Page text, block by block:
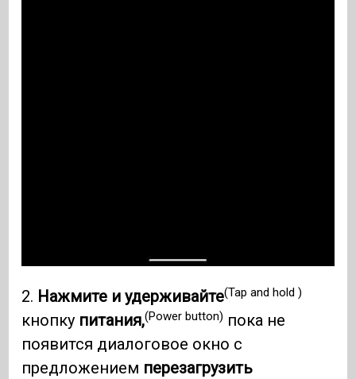
2. Нажмите и удерживайте(Tap and hold )
кнопку питания,(Power button) пока не
появится диалоговое окно с
предложением перезагрузить